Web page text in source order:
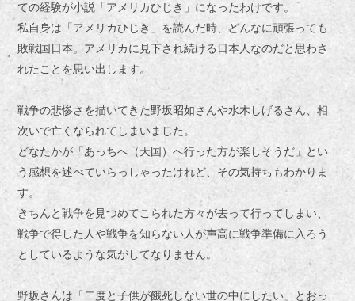
ての経験が小説「アメリカひじき」になったわけです。
私自身は「アメリカひじき」を読んだ時、どんなに頑張っても
敗戦国日本。アメリカに見下され続ける日本人なのだと思わさ
れたことを思い出します。
戦争の悲惨さを描いてきた野坂昭如さんや水木しげるさん、相
次いで亡くなられてしまいました。
どなたかが「あっちへ（天国）へ行った方が楽しそうだ」とい
う感想を述べていらっしゃったけれど、その気持ちもわかりま
す。
きちんと戦争を見つめてこられた方々が去って行ってしまい、
戦争で得した人や戦争を知らない人が声高に戦争準備に入ろう
としているような気がしてなりません。
野坂さんは「二度と子供が餓死しない世の中にしたい」とおっ